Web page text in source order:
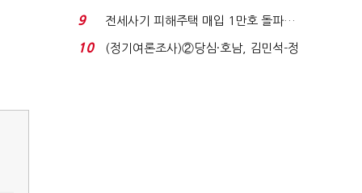
도…실적 개선에 ...
9
전세사기 피해주택 매입 1만호 돌파…
누적 피해자 4만2...
10
(정기여론조사)②당심·호남, 김민석-정